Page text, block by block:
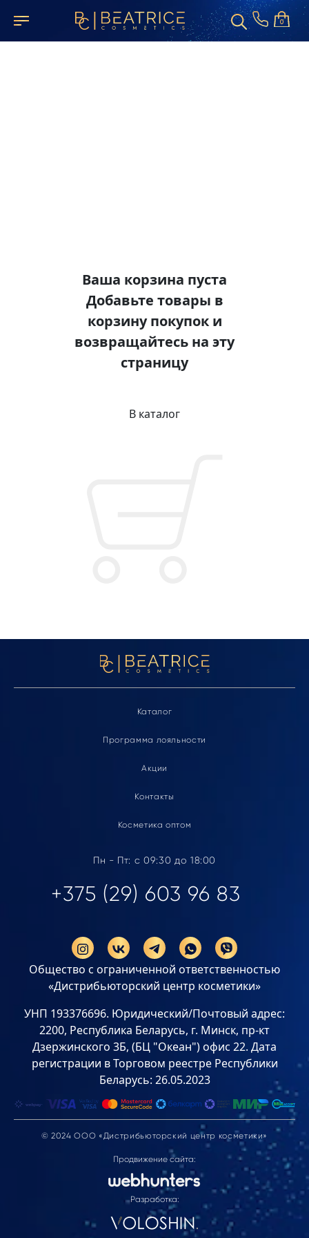
0
Ваша корзина пуста
Добавьте товары в
корзину покупок и
возвращайтесь на эту
страницу
В каталог
Каталог
Программа лояльности
Акции
Контакты
Косметика оптом
Пн - Пт: с 09:30 до 18:00
+375 (29) 603 96 83
Общество с ограниченной ответственностью
«Дистрибьюторский центр косметики»
УНП 193376696. Юридический/Почтовый адрес:
2200, Республика Беларусь, г. Минск, пр-кт
Дзержинского 3Б, (БЦ "Океан") офис 22. Дата
регистрации в Торговом реестре Республики
Беларусь: 26.05.2023
© 2024 ООО «Дистрибьюторский центр косметики»
Продвижение сайта:
Разработка: